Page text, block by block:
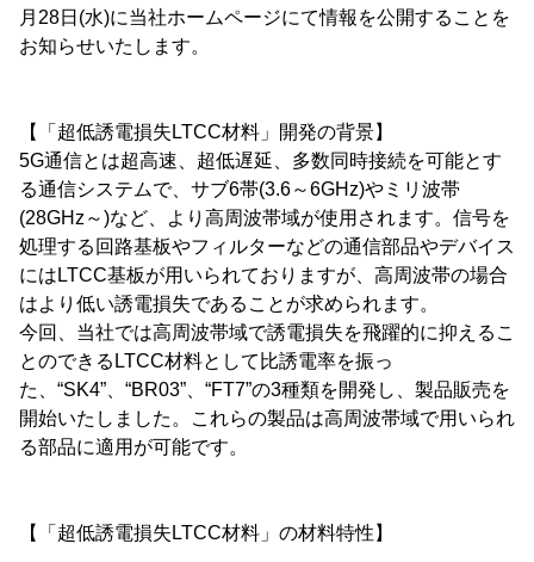
月28日(水)に当社ホームページにて情報を公開することを
お知らせいたします。
【「超低誘電損失LTCC材料」開発の背景】
5G通信とは超高速、超低遅延、多数同時接続を可能とす
る通信システムで、サブ6帯(3.6～6GHz)やミリ波帯
(28GHz～)など、より高周波帯域が使用されます。信号を
処理する回路基板やフィルターなどの通信部品やデバイス
にはLTCC基板が用いられておりますが、高周波帯の場合
はより低い誘電損失であることが求められます。
今回、当社では高周波帯域で誘電損失を飛躍的に抑えるこ
とのできるLTCC材料として比誘電率を振っ
た、“SK4”、“BR03”、“FT7”の3種類を開発し、製品販売を
開始いたしました。これらの製品は高周波帯域で用いられ
る部品に適用が可能です。
【「超低誘電損失LTCC材料」の材料特性】